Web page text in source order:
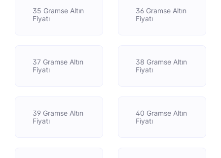
35 Gramse Altın
Fiyatı
36 Gramse Altın
Fiyatı
37 Gramse Altın
Fiyatı
38 Gramse Altın
Fiyatı
39 Gramse Altın
Fiyatı
40 Gramse Altın
Fiyatı